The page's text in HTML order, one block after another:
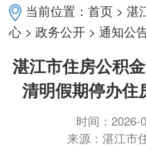
当前位置：首页 >湛
心 >政务公开 >通知公
湛江市住房公积
清明假期停办住
时间：2026-
来源：湛江市